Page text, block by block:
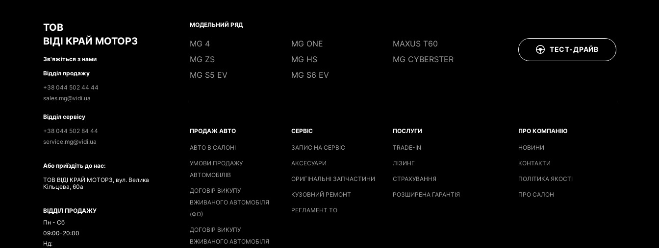
ТОВ
ВІДІ КРАЙ МОТОРЗ
Зв'яжіться з нами
Відділ продажу
+38 044 502 44 44
sales.mg@vidi.ua
Відділ сервісу
+38 044 502 84 44
service.mg@vidi.ua
Або приїздіть до нас:
ТОВ ВІДІ КРАЙ МОТОРЗ, вул. Велика
Кільцева, 60а
ВІДДІЛ ПРОДАЖУ
Пн - Сб
09:00-20:00
Нд:
МОДЕЛЬНИЙ РЯД
MG 4 MG ONE
MAXUS T60
MG ZS
MG HS
MG CYBERSTER
MG S5 EV
MG S6 EV
ТЕСТ-ДРАЙВ
ПРОДАЖ АВТО
АВТО В САЛОНІ
УМОВИ ПРОДАЖУ
АВТОМОБІЛІВ
ДОГОВІР ВИКУПУ
ВЖИВАНОГО АВТОМОБІЛЯ
(ФО)
ДОГОВІР ВИКУПУ
ВЖИВАНОГО АВТОМОБІЛЯ
СЕРВІС
ЗАПИС НА СЕРВІС
АКСЕСУАРИ
ОРИГІНАЛЬНІ ЗАПЧАСТИНИ
КУЗОВНИЙ РЕМОНТ
РЕГЛАМЕНТ ТО
ПОСЛУГИ
TRADE-IN
ЛІЗИНГ
СТРАХУВАННЯ
РОЗШИРЕНА ГАРАНТІЯ
ПРО КОМПАНІЮ
НОВИНИ
КОНТАКТИ
ПОЛІТИКА ЯКОСТІ
ПРО САЛОН